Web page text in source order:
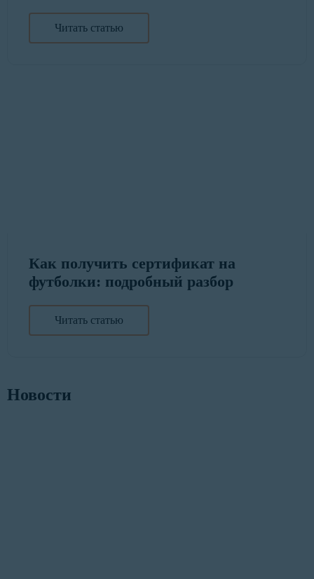
Читать статью
Как получить сертификат на
футболки: подробный разбор
Читать статью
Новости